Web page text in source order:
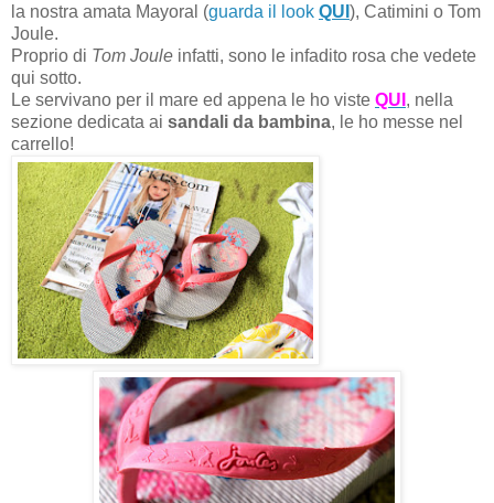
la nostra amata Mayoral (guarda il look QUI ), Catimini o Tom
Joule.
Proprio di Tom Joule infatti, sono le infadito rosa che vedete
qui sotto.
Le servivano per il mare ed appena le ho viste QUI , nella
sezione dedicata ai sandali da bambina, le ho messe nel
carrello!